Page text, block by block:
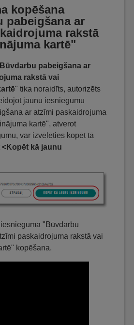
kopēšana
pabeigšana ar
rakstā
kartē"
pabeigšana ar
rakstā vai
" tika noraidīts, autorizēts
jaunu iesniegumu
ar atzīmi paskaidrojuma
kartē", atverot
var izvēlēties kopēt tā
<Kopēt kā jaunu
"Būvdarbu
paskaidrojuma rakstā vai
kopēšana.